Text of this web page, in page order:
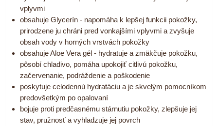
vplyvmi
obsahuje Glycerín - napomáha k lepšej funkcii pokožky,
prirodzene ju chráni pred vonkajšími vplyvmi a zvyšuje
obsah vody v horných vrstvách pokožky
obsahuje Aloe Vera gél - hydratuje a zmäkčuje pokožku,
pôsobí chladivo, pomáha upokojiť citlivú pokožku,
začervenanie, podráždenie a poškodenie
poskytuje celodennú hydratáciu a je skvelým pomocníkom
predovšetkým po opalovaní
bojuje proti predčasnému stárnutiu pokožky, zlepšuje jej
stav, pružnosť a vyhladzuje jej povrch